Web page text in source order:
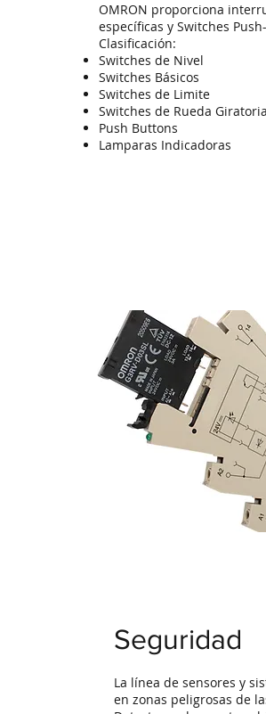
OMRON proporciona
específicas y Switches
Clasificación:
Switches de Nivel
Switches Básicos
Switches de Limite
Switches de Rueda Giratoria
Push Buttons
Lamparas Indicadoras
Seguridad
La línea de sensores y
en zonas peligrosas de